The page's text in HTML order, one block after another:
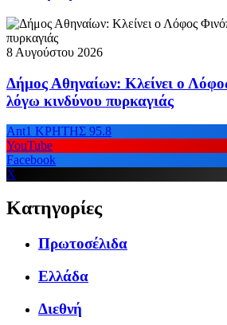
8 Αυγούστου 2026
Δήμος Αθηναίων: Κλείνει ο
λόγω κινδύνου πυρκαγιάς
Ant1 ΚΡΗΤΗΣ 95.8
YouTube
Facebook
X
Κατηγορίες
Πρωτοσέλιδα
Ελλάδα
Διεθνή